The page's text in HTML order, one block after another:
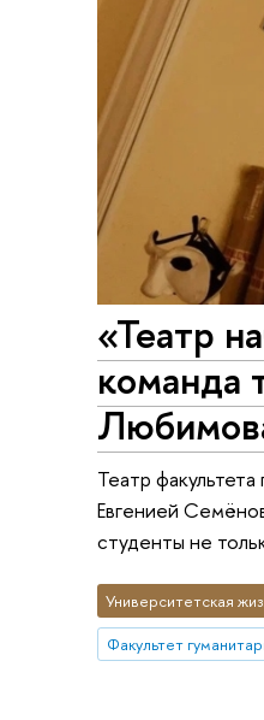
«Театр
команда
Театр
Евгенией
студенты не
Университетская
Факультет